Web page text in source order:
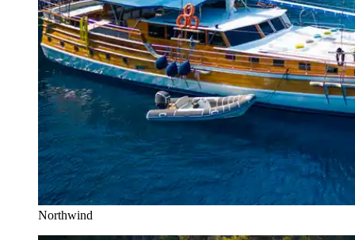
Northwind